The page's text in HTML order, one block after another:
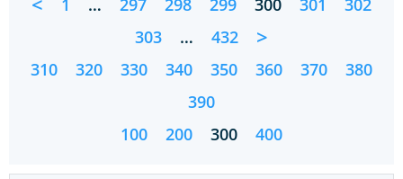
1 … 297 298 299 300 301
302
303
… 432 >
310 320 330 340 350 360 370
380
390
100
200 300 400